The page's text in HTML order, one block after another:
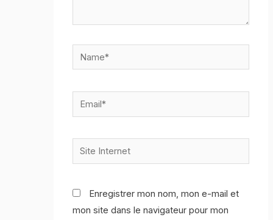
Name*
Email*
Site
Internet
Enregistrer mon nom, mon e-mail et
mon site dans le navigateur pour mon